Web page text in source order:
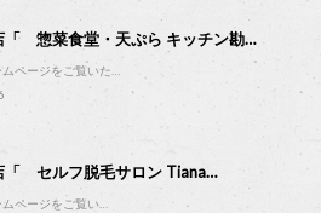
「 惣菜食堂・天ぷら キッチン勘…
ムページをご覧いた…
「 セルフ脱毛サロン Tiana…
ムページをご覧い…